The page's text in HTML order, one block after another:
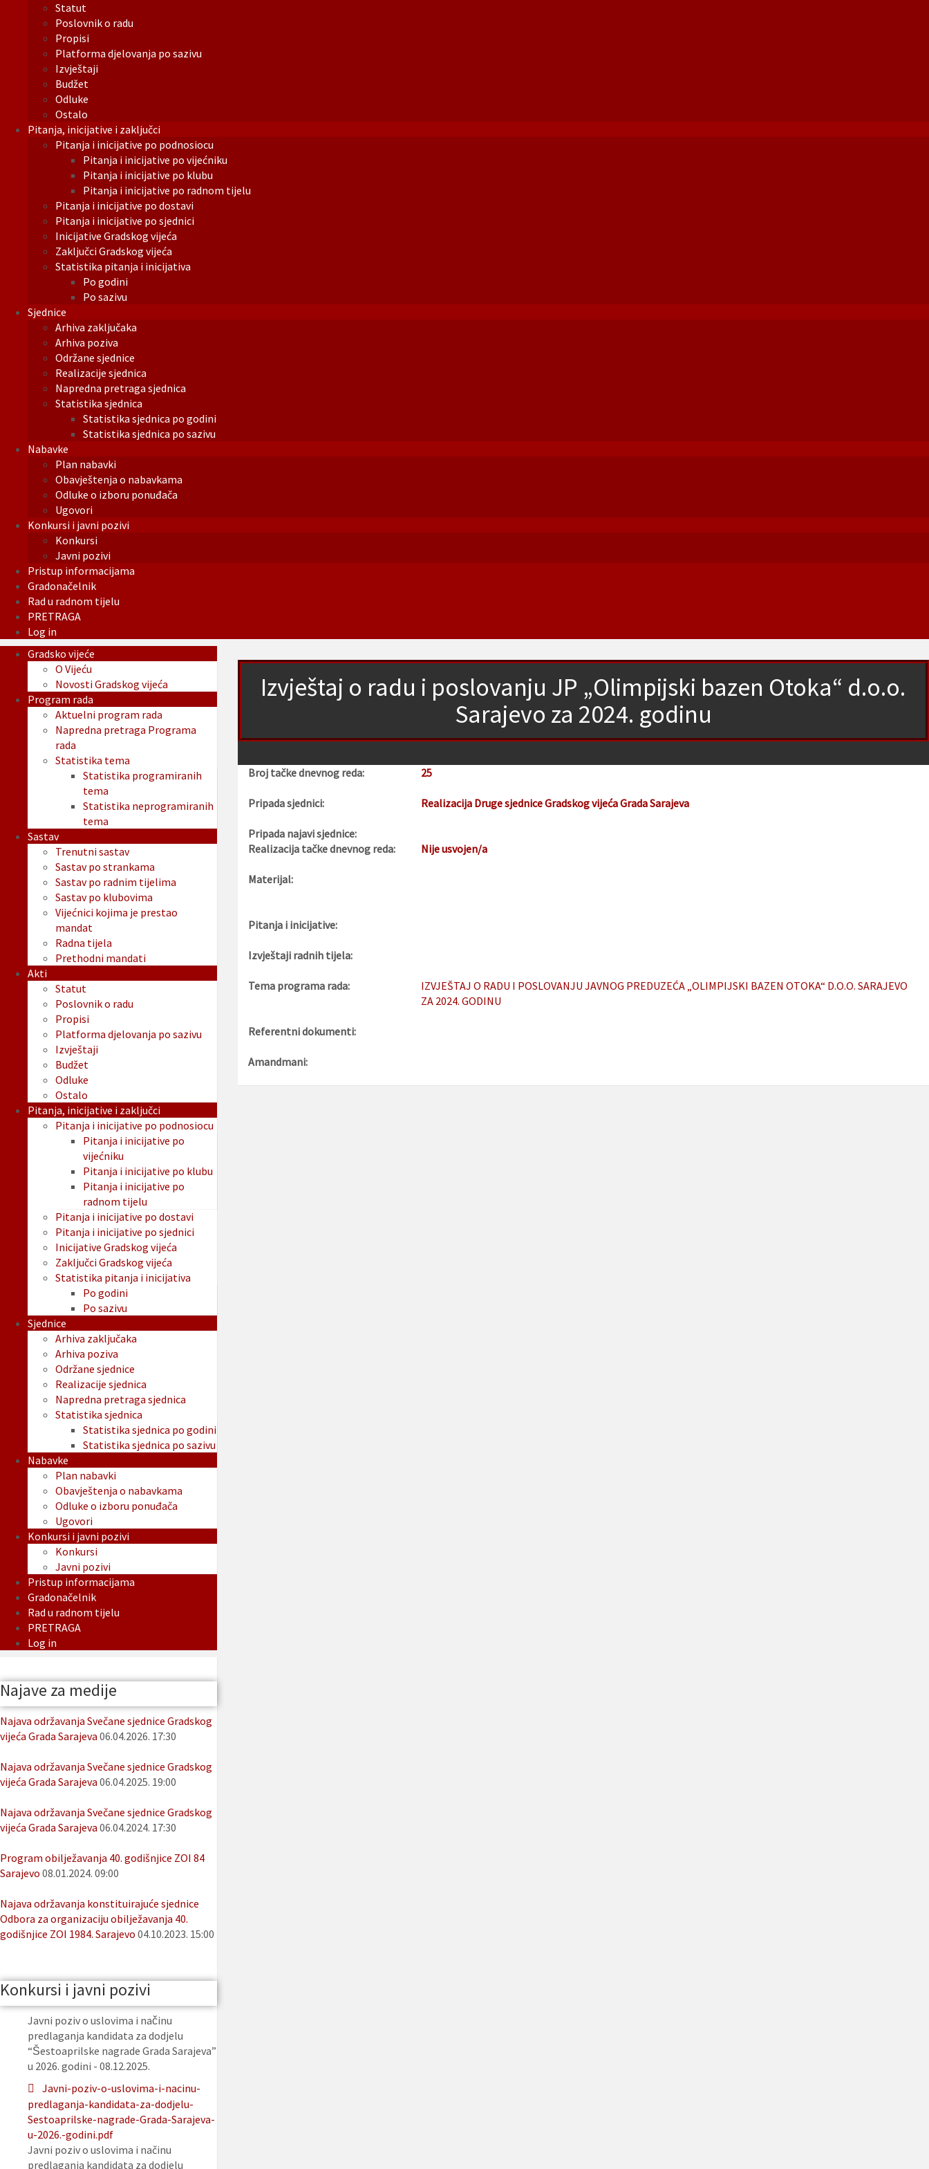
Statut
Poslovnik o radu
Propisi
Platforma djelovanja po sazivu
Izvještaji
Budžet
Odluke
Ostalo
Pitanja, inicijative i zaključci
Pitanja i inicijative po podnosiocu
Pitanja i inicijative po vijećniku
Pitanja i inicijative po klubu
Pitanja i inicijative po radnom tijelu
Pitanja i inicijative po dostavi
Pitanja i inicijative po sjednici
Inicijative Gradskog vijeća
Zaključci Gradskog vijeća
Statistika pitanja i inicijativa
Po godini
Po sazivu
Sjednice
Arhiva zaključaka
Arhiva poziva
Održane sjednice
Realizacije sjednica
Napredna pretraga sjednica
Statistika sjednica
Statistika sjednica po godini
Statistika sjednica po sazivu
Nabavke
Plan nabavki
Obavještenja o nabavkama
Odluke o izboru ponuđača
Ugovori
Konkursi i javni pozivi
Konkursi
Javni pozivi
Pristup informacijama
Gradonačelnik
Rad u radnom tijelu
PRETRAGA
Log in
Izvještaj o radu i poslovanju JP „Olimpijski bazen Otoka“ d.o.o.
Sarajevo za 2024. godinu
Broj tačke dnevnog reda: 25
Pripada sjednici: Realizacija Druge sjednice Gradskog vijeća Grada Sarajeva
Pripada najavi sjednice:
Realizacija tačke dnevnog reda:
Nije usvojen/a
Materijal:
Pitanja i inicijative:
Izvještaji radnih tijela:
Tema programa rada:
IZVJEŠTAJ O RADU I POSLOVANJU JAVNOG PREDUZEĆA „OLIMPIJSKI BAZEN OTOKA“ D.O.O. SARAJEVO
ZA 2024. GODINU
Referentni dokumenti:
Amandmani:
Gradsko vijeće
O Vijeću
Novosti Gradskog vijeća
Program rada
Aktuelni program rada
Napredna pretraga Programa
rada
Statistika tema
Statistika programiranih
tema
Statistika neprogramiranih
tema
Sastav
Trenutni sastav
Sastav po strankama
Sastav po radnim tijelima
Sastav po klubovima
Vijećnici kojima je prestao
mandat
Radna tijela
Prethodni mandati
Akti
Statut
Poslovnik o radu
Propisi
Platforma djelovanja po sazivu
Izvještaji
Budžet
Odluke
Ostalo
Pitanja, inicijative i zaključci
Pitanja i inicijative po podnosiocu
Pitanja i inicijative po
vijećniku
Pitanja i inicijative po klubu
Pitanja i inicijative po
radnom tijelu
Pitanja i inicijative po dostavi
Pitanja i inicijative po sjednici
Inicijative Gradskog vijeća
Zaključci Gradskog vijeća
Statistika pitanja i inicijativa
Po godini
Po sazivu
Sjednice
Arhiva zaključaka
Arhiva poziva
Održane sjednice
Realizacije sjednica
Napredna pretraga sjednica
Statistika sjednica
Statistika sjednica po godini
Statistika sjednica po sazivu
Nabavke
Plan nabavki
Obavještenja o nabavkama
Odluke o izboru ponuđača
Ugovori
Konkursi i javni pozivi
Konkursi
Javni pozivi
Pristup informacijama
Gradonačelnik
Rad u radnom tijelu
PRETRAGA
Log in
Najave za medije
Najava održavanja Svečane sjednice Gradskog
vijeća Grada Sarajeva 06.04.2026. 17:30
Najava održavanja Svečane sjednice Gradskog
vijeća Grada Sarajeva 06.04.2025. 19:00
Najava održavanja Svečane sjednice Gradskog
vijeća Grada Sarajeva 06.04.2024. 17:30
Program obilježavanja 40. godišnjice ZOI 84
Sarajevo 08.01.2024. 09:00
Najava održavanja konstituirajuće sjednice
Odbora za organizaciju obilježavanja 40.
godišnjice ZOI 1984. Sarajevo 04.10.2023. 15:00
Konkursi i javni pozivi
Javni poziv o uslovima i načinu
predlaganja kandidata za dodjelu
“Šestoaprilske nagrade Grada Sarajeva”
u 2026. godini - 08.12.2025.
Javni-poziv-o-uslovima-i-nacinu-
predlaganja-kandidata-za-dodjelu-
Sestoaprilske-nagrade-Grada-Sarajeva-
u-2026.-godini.pdf
Javni poziv o uslovima i načinu
predlaganja kandidata za dodjelu